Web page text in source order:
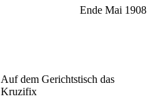
Ende Mai 1908
Auf dem Gerichtstisch das
Kruzifix